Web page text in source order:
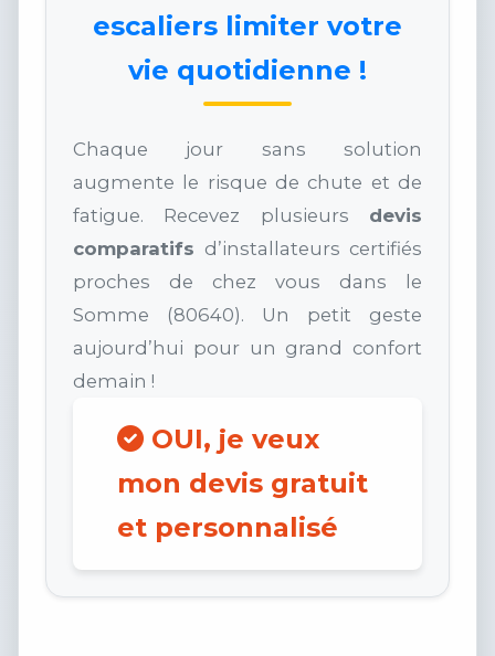
escaliers limiter votre
vie quotidienne !
Chaque jour sans solution
augmente le risque de chute et de
fatigue. Recevez plusieurs devis
comparatifs d’installateurs certifiés
proches de chez vous dans le
Somme (80640). Un petit geste
aujourd’hui pour un grand confort
demain !
OUI, je veux
mon devis gratuit
et personnalisé